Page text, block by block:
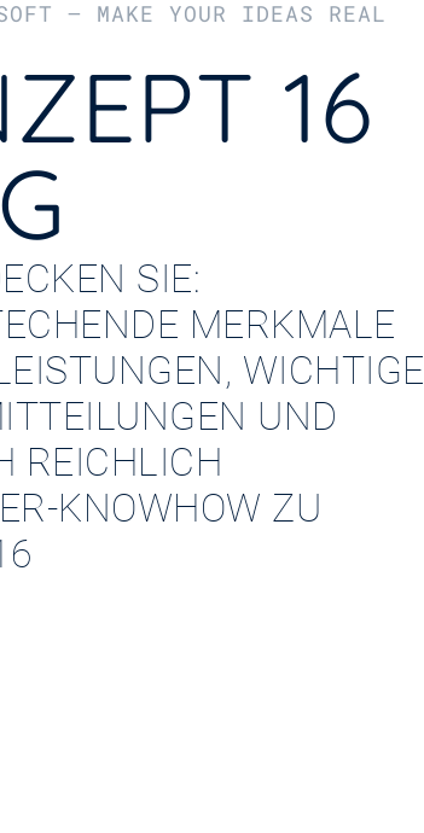
– MAKE YOUR IDEAS REAL
16
SIE:
MERKMALE
WICHTIGE
UND
REICHLICH
KNOWHOW ZU